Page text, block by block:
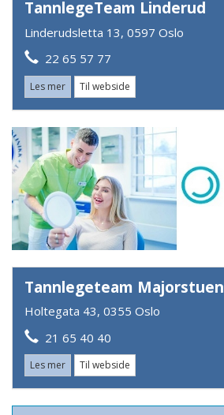
TannlegeTeam Linderud
Linderudsletta 13, 0597 Oslo
22 65 57 77
Les mer Til webside
Tannlegeteam Majorstuen
Holtegata 43, 0355 Oslo
21 65 40 40
Les mer Til webside